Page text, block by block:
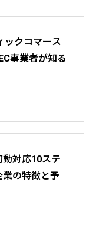
ックコマース
事業者が知る
対応10ステ
業の特徴と予